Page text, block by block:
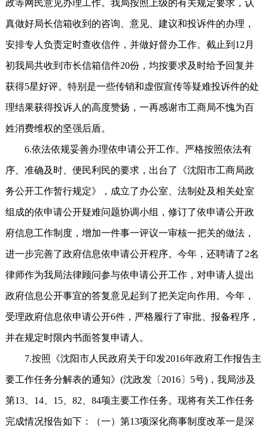
政等网民意见办理工作。我局按照上级的有关规定要求，认
真做好局长信箱收到的咨询、意见、建议和投诉件的办理，
安排专人负责定时查收信件，并做好督办工作。截止到12月
初我局共收到市长信箱信件20份，均按要求及时给予回复并
获得5星好评。特别是一些传销和虚假宣传等疑难投诉件的处
理结果获得投诉人的高度赞扬，一再感谢市工商局不愧为百
姓消费维权的坚强后盾。
6.依法依规妥善办理依申请公开工作。严格按照依法有
序、准确及时、便民利民的要求，出台了《沈阳市工商局政
务公开工作暂行规定》，成立了办公室、法制处及相关处室
组成的依申请公开疑难问题协调小组，修订了依申请公开政
府信息工作制度，增加一件事一评议一审核一把关的做法，
进一步完善了政府信息依申请公开程序。今年，还聘请了2名
律师作为我局法律顾问参与依申请公开工作，对申请人提出
政府信息公开事宜的答复意见起到了把关定向作用。今年，
受理政府信息依申请公开6件，严格履行了审批、报备程序，
并在规定时限内书面答复申请人。
7.按照《沈阳市人民政府关于印发2016年政府工作报告主
要工作任务分解表的通知》(沈政发〔2016〕5号)，我局涉及
第13、14、15、82、84项主要工作任务。现将有关工作任务
完成情况报告如下：（一）第13项深化商事制度改革一是深